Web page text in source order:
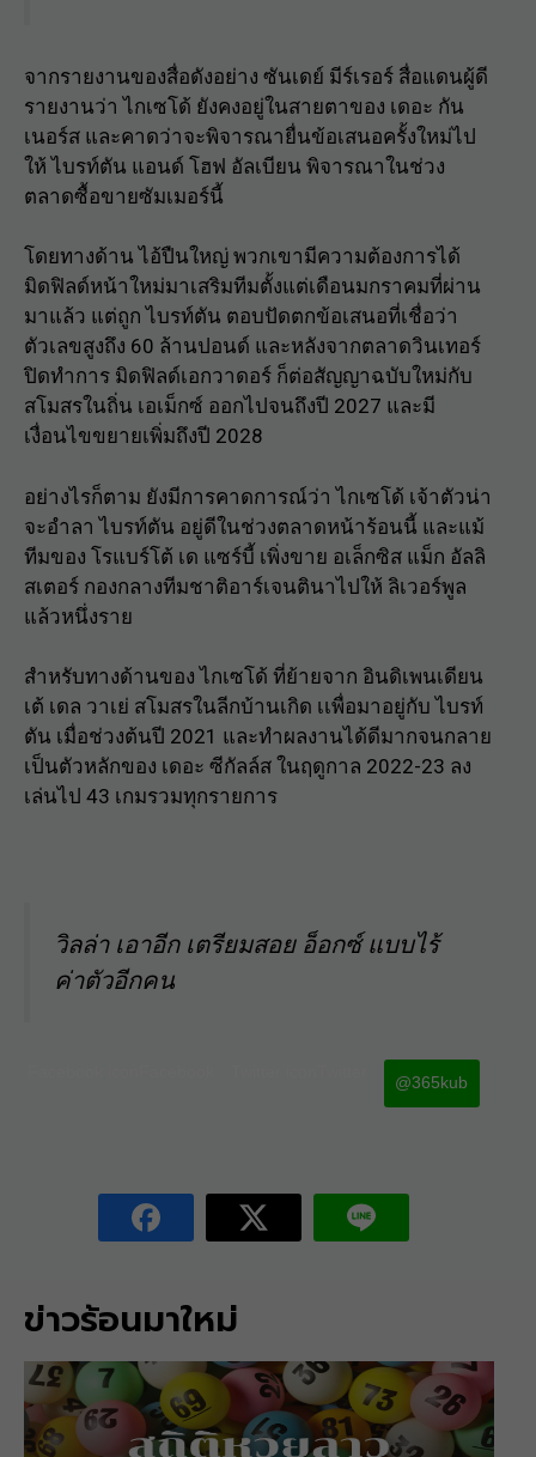
จากรายงานของสื่อดังอย่าง ซันเดย์ มีร์เรอร์ สื่อแดนผู้ดี
รายงานว่า ไกเซโด้ ยังคงอยู่ในสายตาของ เดอะ กัน
เนอร์ส และคาดว่าจะพิจารณายื่นข้อเสนอครั้งใหม่ไป
ให้ ไบรท์ตัน แอนด์ โฮฟ อัลเบียน พิจารณาในช่วง
ตลาดซื้อขายซัมเมอร์นี้
โดยทางด้าน ไอ้ปืนใหญ่ พวกเขามีความต้องการได้
มิดฟิลด์หน้าใหม่มาเสริมทีมตั้งแต่เดือนมกราคมที่ผ่าน
มาแล้ว แต่ถูก ไบรท์ตัน ตอบปัดตกข้อเสนอที่เชื่อว่า
ตัวเลขสูงถึง 60 ล้านปอนด์ และหลังจากตลาดวินเทอร์
ปิดทำการ มิดฟิลด์เอกวาดอร์ ก็ต่อสัญญาฉบับใหม่กับ
สโมสรในถิ่น เอเม็กซ์ ออกไปจนถึงปี 2027 และมี
เงื่อนไขขยายเพิ่มถึงปี 2028
อย่างไรก็ตาม ยังมีการคาดการณ์ว่า ไกเซโด้ เจ้าตัวน่า
จะอำลา ไบรท์ตัน อยู่ดีในช่วงตลาดหน้าร้อนนี้ และแม้
ทีมของ โรแบร์โต้ เด แซร์บี้ เพิ่งขาย อเล็กซิส แม็ก อัลลิ
สเตอร์ กองกลางทีมชาติอาร์เจนตินาไปให้ ลิเวอร์พูล
แล้วหนึ่งราย
สำหรับทางด้านของ ไกเซโด้ ที่ย้ายจาก อินดิเพนเดียน
เต้ เดล วาเย่ สโมสรในลีกบ้านเกิด เเพื่อมาอยู่กับ ไบรท์
ตัน เมื่อช่วงต้นปี 2021 และทำผลงานได้ดีมากจนกลาย
เป็นตัวหลักของ เดอะ ซีกัลล์ส ในฤดูกาล 2022-23 ลง
เล่นไป 43 เกมรวมทุกรายการ
วิลล่า เอาอีก เตรียมสอย อ็อกซ์ แบบไร้
ค่าตัวอีกคน
@365kub
ข่าวร้อนมาใหม่